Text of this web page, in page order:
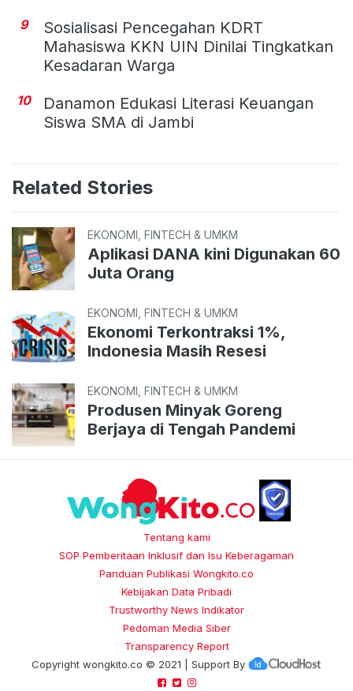
9
Sosialisasi Pencegahan KDRT
Mahasiswa KKN UIN Dinilai Tingkatkan
Kesadaran Warga
10
Danamon Edukasi Literasi Keuangan
Siswa SMA di Jambi
Related Stories
EKONOMI, FINTECH & UMKM
Aplikasi DANA kini Digunakan 60
Juta Orang
EKONOMI, FINTECH & UMKM
Ekonomi Terkontraksi 1%,
Indonesia Masih Resesi
EKONOMI, FINTECH & UMKM
Produsen Minyak Goreng
Berjaya di Tengah Pandemi
Tentang kami
SOP Pemberitaan Inklusif dan Isu Keberagaman
Panduan Publikasi Wongkito.co
Kebijakan Data Pribadi
Trustworthy News Indikator
Pedoman Media Siber
Transparency Report
Copyright wongkito.co © 2021 | Support By